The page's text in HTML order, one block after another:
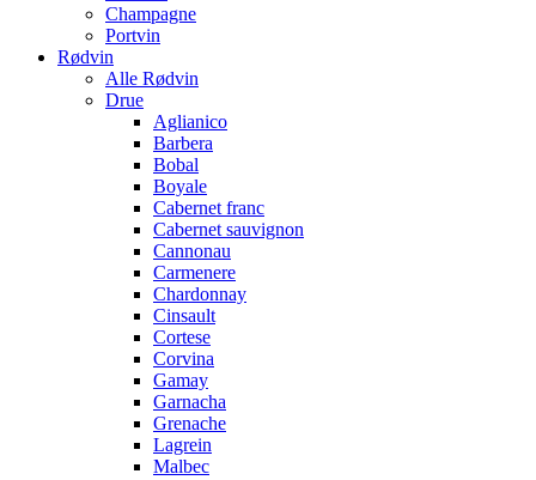
Champagne
Portvin
Rødvin
Alle Rødvin
Drue
Aglianico
Barbera
Bobal
Boyale
Cabernet franc
Cabernet sauvignon
Cannonau
Carmenere
Chardonnay
Cinsault
Cortese
Corvina
Gamay
Garnacha
Grenache
Lagrein
Malbec